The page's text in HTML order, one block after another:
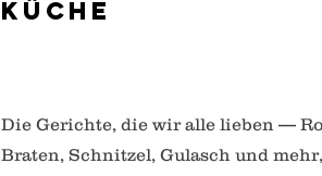
Küche
Die Gerichte, die wir alle lieben —
Braten, Schnitzel, Gulasch und mehr,